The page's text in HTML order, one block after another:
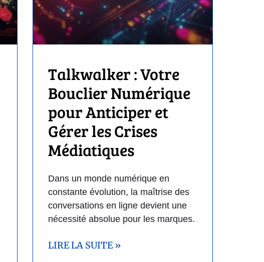
Talkwalker : Votre
Bouclier Numérique
pour Anticiper et
Gérer les Crises
Médiatiques
Dans un monde numérique en
constante évolution, la maîtrise des
conversations en ligne devient une
nécessité absolue pour les marques.
LIRE LA SUITE »